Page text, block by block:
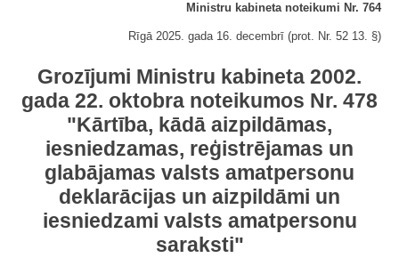
Ministru kabineta noteikumi Nr. 764
Rīgā 2025. gada 16. decembrī (prot. Nr. 52 13. §)
Grozījumi Ministru kabineta 2002.
gada 22. oktobra noteikumos Nr. 478
"Kārtība, kādā aizpildāmas,
iesniedzamas, reģistrējamas un
glabājamas valsts amatpersonu
deklarācijas un aizpildāmi un
iesniedzami valsts amatpersonu
saraksti"